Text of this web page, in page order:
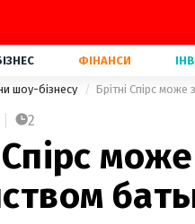
ФІНАНСИ
шоу-бізнесу Брітні Спірс
2
Спірс